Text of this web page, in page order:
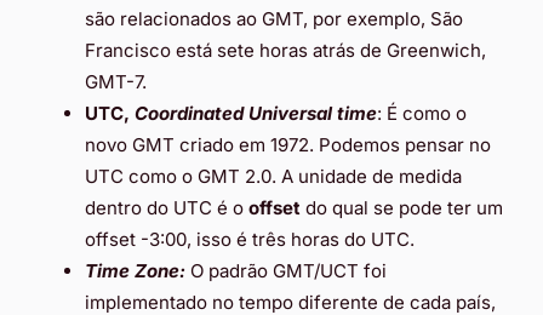
são relacionados ao GMT, por exemplo, São
Francisco está sete horas atrás de Greenwich,
GMT-7.
UTC, Coordinated Universal time: É como o
novo GMT criado em 1972. Podemos pensar no
UTC como o GMT 2.0. A unidade de medida
dentro do UTC é o offset do qual se pode ter um
offset -3:00, isso é três horas do UTC.
Time Zone: O padrão GMT/UCT foi
implementado no tempo diferente de cada país,